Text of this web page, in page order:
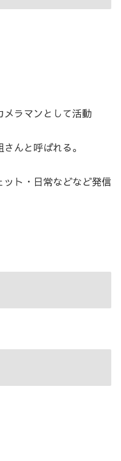
メラマンとして活動
んと呼ばれる。
ト・日常などなど発信